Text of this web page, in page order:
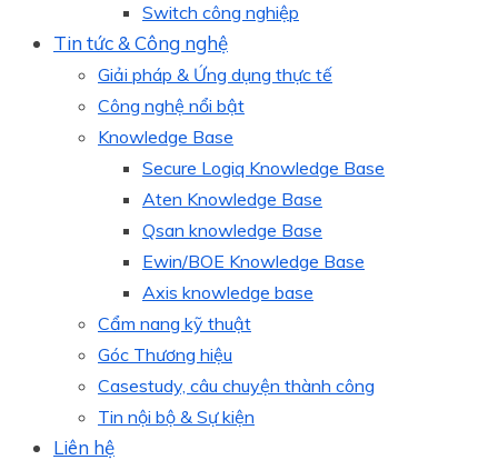
Switch công nghiệp
Tin tức & Công nghệ
Giải pháp & Ứng dụng thực tế
Công nghệ nổi bật
Knowledge Base
Secure Logiq Knowledge Base
Aten Knowledge Base
Qsan knowledge Base
Ewin/BOE Knowledge Base
Axis knowledge base
Cẩm nang kỹ thuật
Góc Thương hiệu
Casestudy, câu chuyện thành công
Tin nội bộ & Sự kiện
Liên hệ